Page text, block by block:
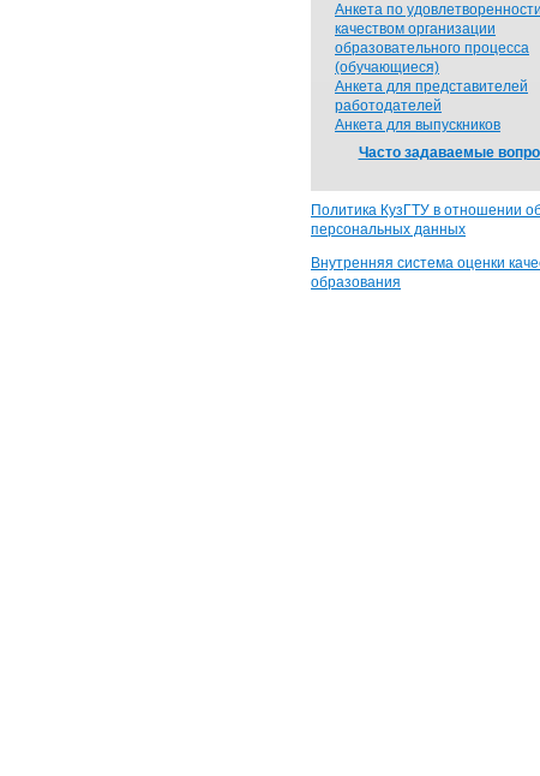
Анкета по
качеством организации
образовательного процесса
(обучающиеся)
Анкета для представителей
работодателей
Анкета для выпускников
Часто задаваемые
Политика КузГТУ в отношении
персональных данных
Внутренняя система оценки
образования